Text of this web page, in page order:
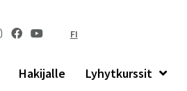
FI
Hakijalle Lyhytkurssit